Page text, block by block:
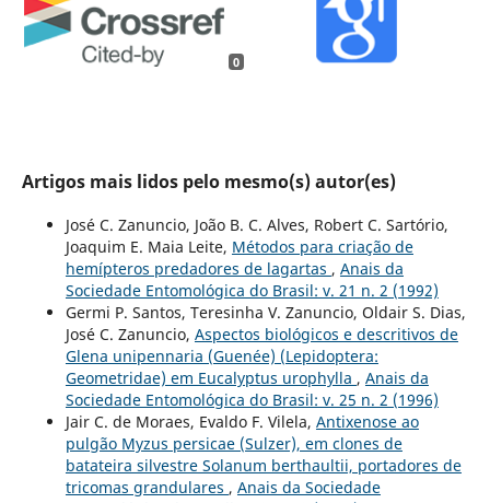
0
Artigos mais lidos pelo mesmo(s) autor(es)
José C. Zanuncio, João B. C. Alves, Robert C. Sartório,
Joaquim E. Maia Leite, Métodos para criação de
hemípteros predadores de lagartas , Anais da
Sociedade Entomológica do Brasil: v. 21 n. 2 (1992)
Germi P. Santos, Teresinha V. Zanuncio, Oldair S. Dias,
José C. Zanuncio, Aspectos biológicos e descritivos de
Glena unipennaria (Guenée) (Lepidoptera:
Geometridae) em Eucalyptus urophylla , Anais da
Sociedade Entomológica do Brasil: v. 25 n. 2 (1996)
Jair C. de Moraes, Evaldo F. Vilela, Antixenose ao
pulgão Myzus persicae (Sulzer), em clones de
batateira silvestre Solanum berthaultii, portadores de
tricomas grandulares , Anais da Sociedade